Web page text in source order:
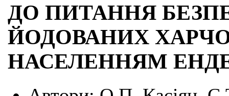
ДО ПИТАННЯ
ЙОДОВАНИХ
НАСЕЛЕННЯМ